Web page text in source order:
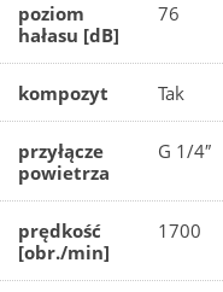
poziom
hałasu [dB]
76
kompozyt Tak
przyłącze
powietrza
G 1/4″
prędkość
[obr./min]
1700